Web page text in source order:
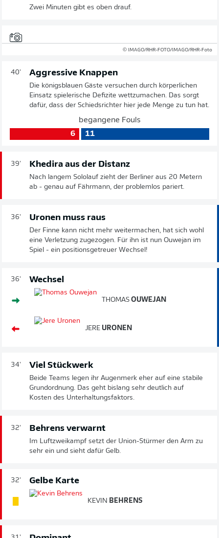
Zwei Minuten gibt es oben drauf.
© IMAGO/RHR-FOTO/IMAGO/RHR-Foto
40' Aggressive Knappen
Die königsblauen Gäste versuchen durch körperlichen
Einsatz spielerische Defizite wettzumachen. Das sorgt
dafür, dass der Schiedsrichter hier jede Menge zu tun hat.
begangene Fouls
6
11
39' Khedira aus der Distanz
Nach langem Sololauf zieht der Berliner aus 20 Metern
ab - genau auf Fährmann, der problemlos pariert.
36' Uronen muss raus
Der Finne kann nicht mehr weitermachen, hat sich wohl
eine Verletzung zugezogen. Für ihn ist nun Ouwejan im
Spiel - ein positionsgetreuer Wechsel!
36' Wechsel
THOMAS OUWEJAN
JERE URONEN
34' Viel Stückwerk
Beide Teams legen ihr Augenmerk eher auf eine stabile
Grundordnung. Das geht bislang sehr deutlich auf
Kosten des Unterhaltungsfaktors.
32' Behrens verwarnt
Im Luftzweikampf setzt der Union-Stürmer den Arm zu
sehr ein und sieht dafür Gelb.
32' Gelbe Karte
KEVIN BEHRENS